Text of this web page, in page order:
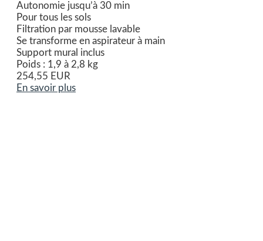
Autonomie jusqu’à 30 min
Pour tous les sols
Filtration par mousse lavable
Se transforme en aspirateur à main
Support mural inclus
Poids : 1,9 à 2,8 kg
254,55 EUR
En savoir plus